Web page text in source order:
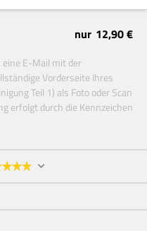
nur 12,90 €
E-Mail mit der
Vorderseite Ihres
Teil 1) als Foto oder Scan
erfolgt durch die Kennzeichen
<1 %
<1 %